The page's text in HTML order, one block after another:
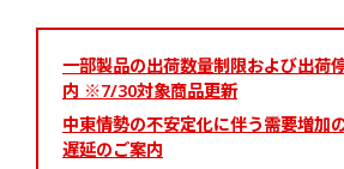
一部製品の出荷数量制限および出荷
内 ※7/30対象商品更新
中東情勢の不安定化に伴う需要増加
遅延のご案内